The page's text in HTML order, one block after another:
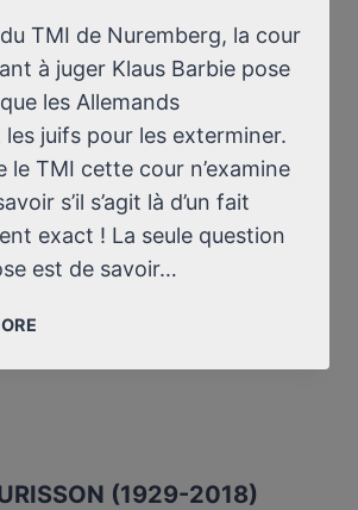
du TMI de Nuremberg, la cour
à juger Klaus Barbie pose
les Allemands
juifs pour les exterminer.
le TMI cette cour n’examine
s’il s’agit là d’un fait
exact ! La seule question
est de savoir…
BARBIE,
DE
(1929-2018)